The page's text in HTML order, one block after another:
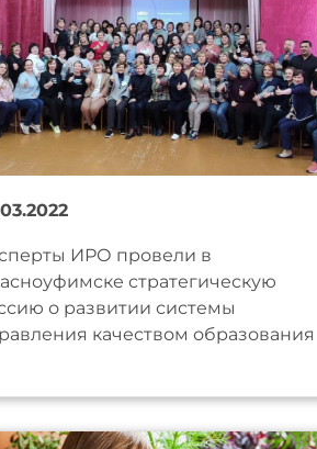
ИРО провели в
стратегическую
о развитии системы
качеством образования